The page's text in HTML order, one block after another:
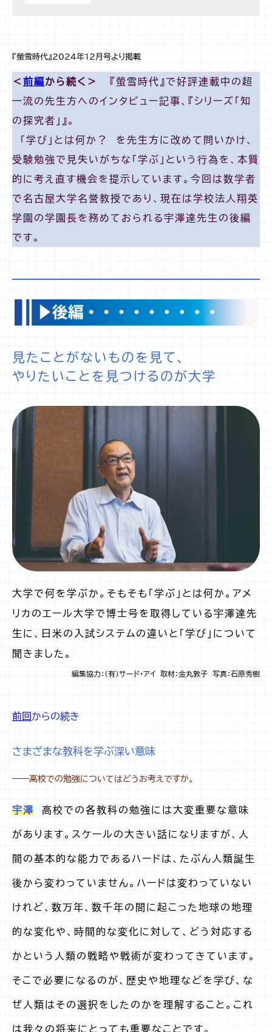
『螢雪時代』2024年12月号より掲載
＜ 前編から続く＞
『螢雪時代』で好評連載中の超
一流の先生方へのインタビュー記事、『シリーズ「知
の探究者」』。
「学び」とは何か？ を先生方に改めて問いかけ、
受験勉強で見失いがちな「学ぶ」という行為を、本質
的に考え直す機会を提示しています。今回は数学者
で名古屋大学名誉教授であり、現在は学校法人翔英
学園の学園長を務めておられる宇澤達先生の後編
です。
見たことがないものを見て、
やりたいことを見つけるのが大学
大学で何を学ぶか。そもそも「学ぶ」とは何か。アメ
リカのエール大学で博士号を取得している宇澤達先
生に、日米の入試システムの違いと「学び」について
聞きました。
編集協力：（有）サード・アイ 取材：金丸敦子 写真：石原秀樹
前回 からの続き
さまざまな教科を学ぶ深い意味
――高校での勉強についてはどうお考えですか。
宇澤 高校での各教科の勉強には大変重要な意味
があります。スケールの大きい話になりますが、人
間の基本的な能力であるハードは、たぶん人類誕生
後から変わっていません。ハードは変わっていない
けれど、数万年、数千年の間に起こった地球の地理
的な変化や、時間的な変化に対して、どう対応する
かという人類の戦略や戦術が変わってきています。
そこで必要になるのが、歴史や地理などを学び、な
ぜ人類はその選択をしたのかを理解すること。これ
は我々の将来にとっても重要なことです。